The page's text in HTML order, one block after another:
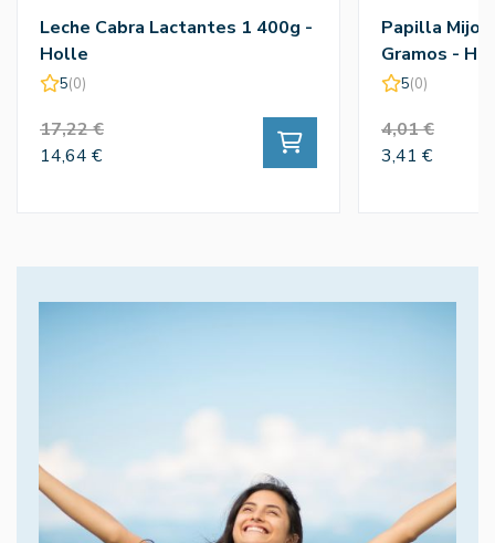
Leche Cabra Lactantes 1 400g -
Holle
5(0)
17,22 €
14,64 €
Papilla Mijo
Gramos -
5(0)
4,01 €
3,41 €